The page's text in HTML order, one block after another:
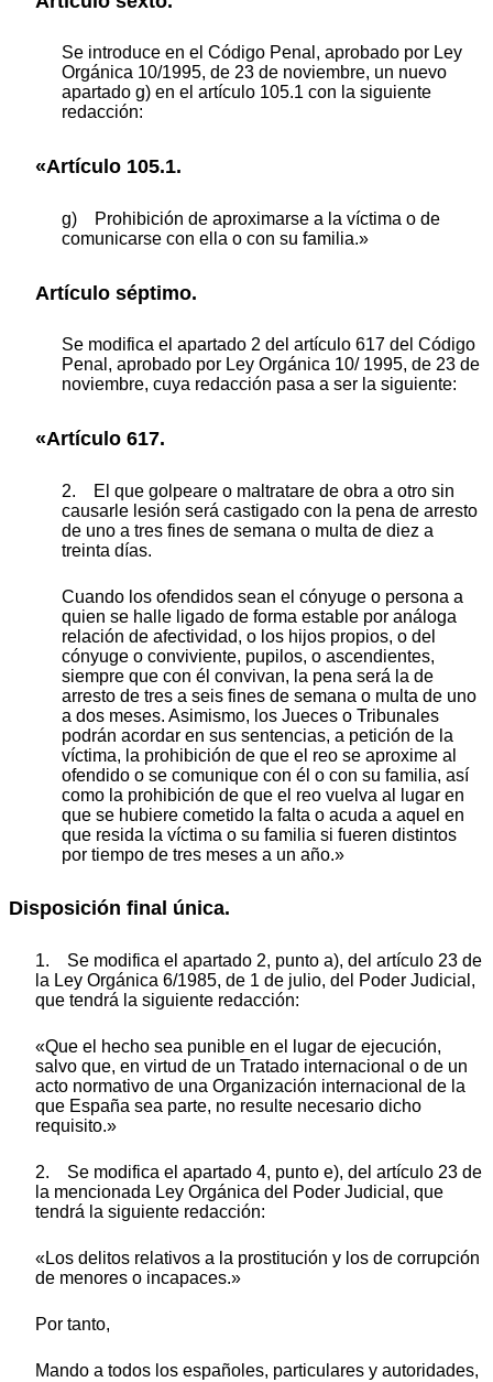
Se introduce en el Código Penal, aprobado por Ley
Orgánica 10/1995, de 23 de noviembre, un nuevo
apartado g) en el artículo 105.1 con la siguiente
redacción:
«Artículo 105.1.
g) Prohibición de aproximarse a la víctima o de
comunicarse con ella o con su familia.»
Artículo séptimo.
Se modifica el apartado 2 del artículo 617 del Código
Penal, aprobado por Ley Orgánica 10/ 1995, de 23 de
noviembre, cuya redacción pasa a ser la siguiente:
«Artículo 617.
2. El que golpeare o maltratare de obra a otro sin
causarle lesión será castigado con la pena de arresto
de uno a tres fines de semana o multa de diez a
treinta días.
Cuando los ofendidos sean el cónyuge o persona a
quien se halle ligado de forma estable por análoga
relación de afectividad, o los hijos propios, o del
cónyuge o conviviente, pupilos, o ascendientes,
siempre que con él convivan, la pena será la de
arresto de tres a seis fines de semana o multa de uno
a dos meses. Asimismo, los Jueces o Tribunales
podrán acordar en sus sentencias, a petición de la
víctima, la prohibición de que el reo se aproxime al
ofendido o se comunique con él o con su familia, así
como la prohibición de que el reo vuelva al lugar en
que se hubiere cometido la falta o acuda a aquel en
que resida la víctima o su familia si fueren distintos
por tiempo de tres meses a un año.»
Disposición final única.
1. Se modifica el apartado 2, punto a), del artículo 23 de
la Ley Orgánica 6/1985, de 1 de julio, del Poder Judicial,
que tendrá la siguiente redacción:
«Que el hecho sea punible en el lugar de ejecución,
salvo que, en virtud de un Tratado internacional o de un
acto normativo de una Organización internacional de la
que España sea parte, no resulte necesario dicho
requisito.»
2. Se modifica el apartado 4, punto e), del artículo 23 de
la mencionada Ley Orgánica del Poder Judicial, que
tendrá la siguiente redacción:
«Los delitos relativos a la prostitución y los de corrupción
de menores o incapaces.»
Por tanto,
Mando a todos los españoles, particulares y autoridades,